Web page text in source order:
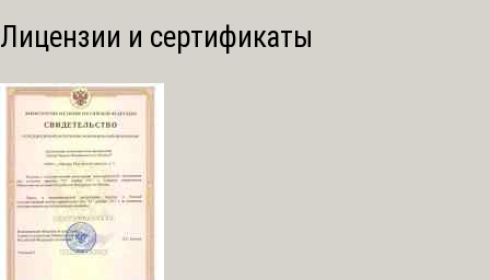
Лицензии и сертификаты